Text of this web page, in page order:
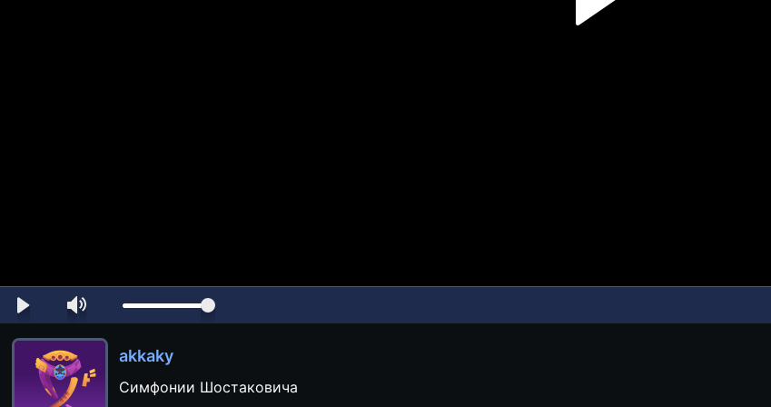
akkaky
Симфонии Шостаковича